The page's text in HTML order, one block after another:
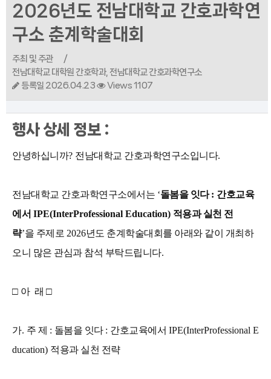
2026년도 전남대학교 간호과학연
구소 춘계학술대회
주최 및 주관
/
전남대학교 대학원 간호학과, 전남대학교 간호과학연구소
등록일 2026.04.23
Views 1107
행사 상세 정보 :
안녕하십니까? 전남대학교 간호과학연구소입니다.
전남대학교 간호과학연구소에서는 ‘돌봄을 잇다: 간호교육
에서 IPE(InterProfessional Education) 적용과 실천 전
략’을 주제로 2026년도 춘계학술대회를 아래와 같이 개최하
오니 많은 관심과 참석 부탁드립니다.
□ 아 래 □
가. 주 제 : 돌봄을 잇다 : 간호교육에서 IPE(InterProfessional E
ducation) 적용과 실천 전략